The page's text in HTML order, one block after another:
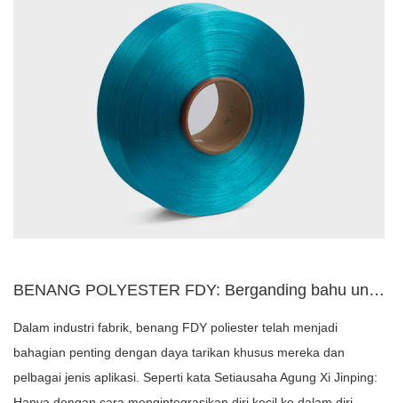
BENANG POLYESTER FDY: Berganding bahu untuk mencipta kecemer...
Dalam industri fabrik, benang FDY poliester telah menjadi
bahagian penting dengan daya tarikan khusus mereka dan
pelbagai jenis aplikasi. Seperti kata Setiausaha Agung Xi Jinping: